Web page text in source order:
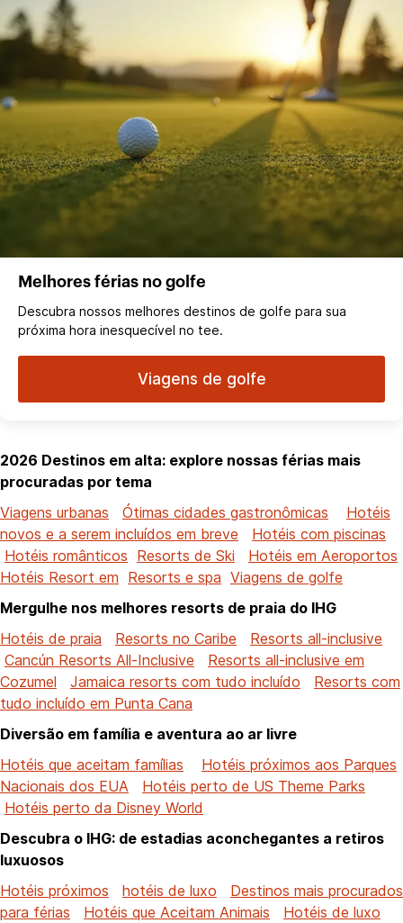
Melhores férias no golfe
Descubra nossos melhores destinos de golfe para sua
próxima hora inesquecível no tee.
Viagens de golfe
2026 Destinos em alta: explore nossas férias mais
procuradas por tema
Viagens urbanas
Ótimas cidades gastronômicas
Hotéis
novos e a serem incluídos em breve
Hotéis com piscinas
Hotéis românticos Resorts de Ski
Hotéis em Aeroportos
Hotéis Resort em Resorts e spa Viagens de golfe
Mergulhe nos melhores resorts de praia do IHG
Hotéis de praia
Resorts no Caribe
Resorts all-inclusive
Cancún Resorts All-Inclusive
Resorts all-inclusive em
Cozumel
Jamaica resorts com tudo incluído
Resorts com
tudo incluído em Punta Cana
Diversão em família e aventura ao ar livre
Hotéis que aceitam famílias
Hotéis próximos aos Parques
Nacionais dos EUA
Hotéis perto de US Theme Parks
Hotéis perto da Disney World
Descubra o IHG: de estadias aconchegantes a retiros
luxuosos
Hotéis próximos
hotéis de luxo
Destinos mais procurados
para férias
Hotéis que Aceitam Animais
Hotéis de luxo